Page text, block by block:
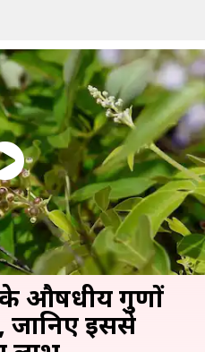
के औषधीय गुणों
इससे